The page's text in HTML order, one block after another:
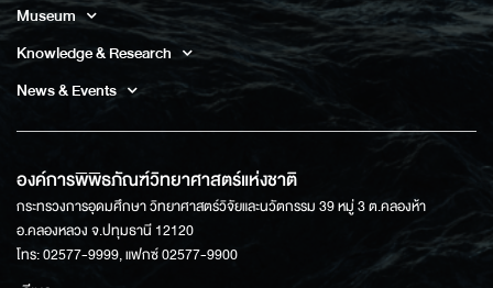
Museum
Knowledge & Research
News & Events
องค์การพิพิธภัณฑ์วิทยาศาสตร์แห่งชาติ
กระทรวงการอุดมศึกษา วิทยาศาสตร์วิจัยและนวัตกรรม 39 หมู่ 3 ต.คลองห้า
อ.คลองหลวง จ.ปทุมธานี 12120
โทร: 02577-9999, แฟกซ์ 02577-9900